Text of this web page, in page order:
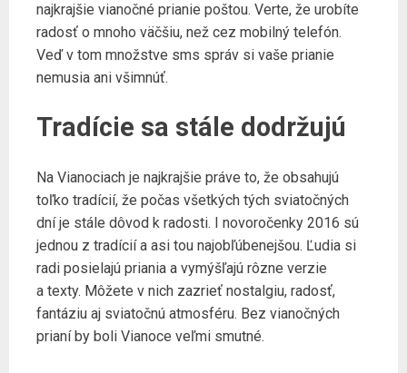
najkrajšie vianočné prianie poštou. Verte, že urobíte
radosť o mnoho väčšiu, než cez mobilný telefón.
Veď v tom množstve sms správ si vaše prianie
nemusia ani všimnúť.
Tradície sa stále dodržujú
Na Vianociach je najkrajšie práve to, že obsahujú
toľko tradícií, že počas všetkých tých sviatočných
dní je stále dôvod k radosti. I novoročenky 2016 sú
jednou z tradícií a asi tou najobľúbenejšou. Ľudia si
radi posielajú priania a vymýšľajú rôzne verzie
a texty. Môžete v nich zazrieť nostalgiu, radosť,
fantáziu aj sviatočnú atmosféru. Bez vianočných
prianí by boli Vianoce veľmi smutné.